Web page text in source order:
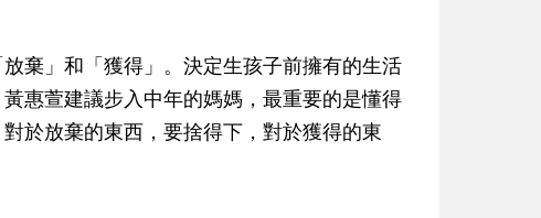
棄」和「獲得」。決定生孩子前擁有的生活
惠萱建議步入中年的媽媽，最重要的是懂得
於放棄的東西，要捨得下，對於獲得的東